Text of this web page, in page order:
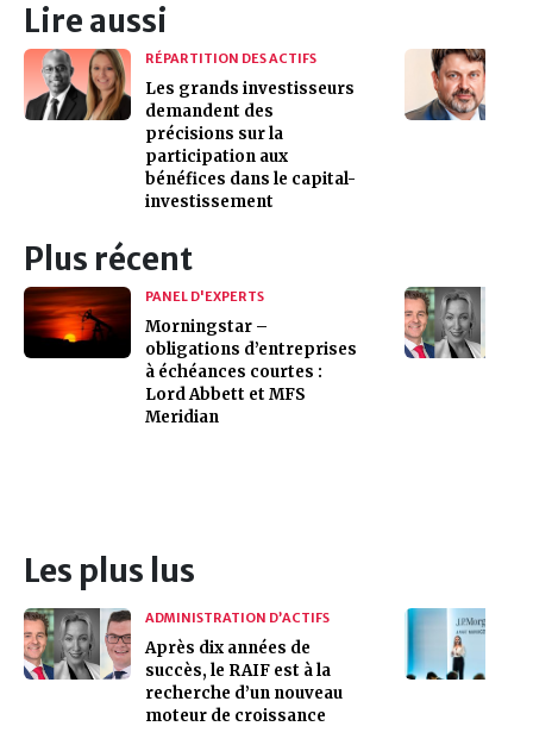
Lire aussi
RÉPARTITION DES ACTIFS
Les grands investisseurs
demandent des
précisions sur la
participation aux
bénéfices dans le capital-
investissement
Plus récent
PANEL D'EXPERTS
Morningstar –
obligations d’entreprises
à échéances courtes :
Lord Abbett et MFS
Meridian
Les plus lus
ADMINISTRATION D’ACTIFS
Après dix années de
succès, le RAIF est à la
recherche d’un nouveau
moteur de croissance